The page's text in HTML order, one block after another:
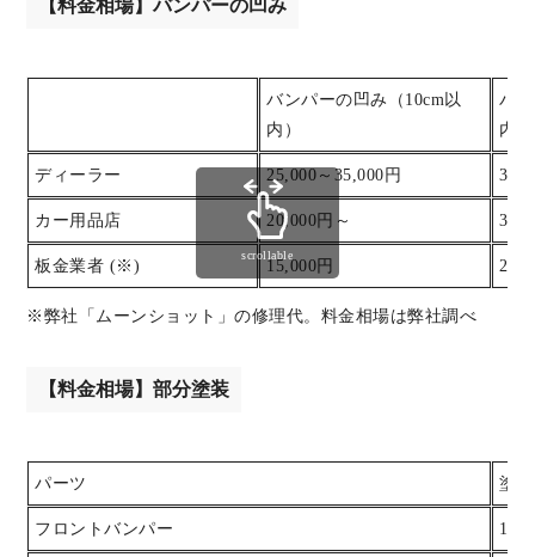
【料金相場】バンパーの凹み
バンパーの凹み（10cm以
内）
バ
内）
ディーラー 25,000～35,000円
カー用品店 20,000円～
板金業者 (※) 15,000円
※弊社「ムーンショット」の修理代。料金相場は弊社調べ
scrollable
【料金相場】部分塗装
パーツ 塗
フロントバンパー